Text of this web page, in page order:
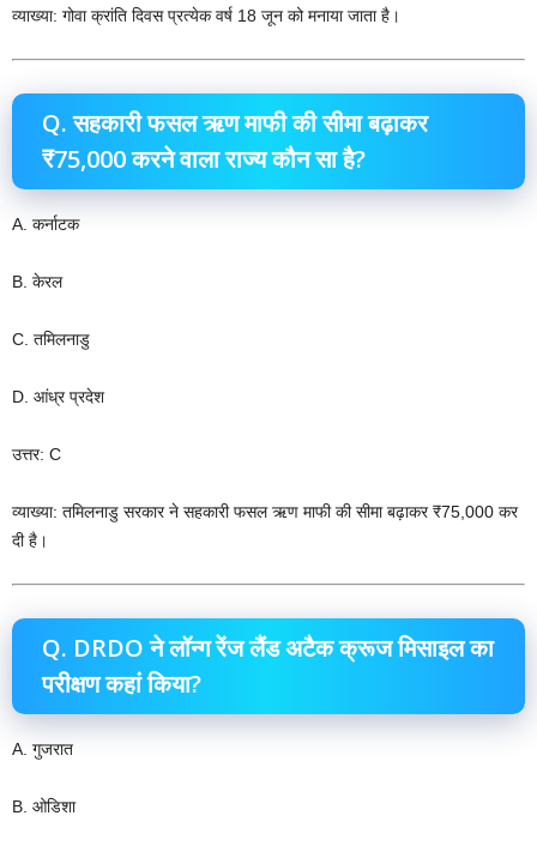
व्याख्या: गोवा क्रांति दिवस प्रत्येक वर्ष 18 जून को मनाया जाता है।
Q. सहकारी फसल ऋण माफी की सीमा बढ़ाकर
₹75,000 करने वाला राज्य कौन सा है?
A. कर्नाटक
B. केरल
C. तमिलनाडु
D. आंध्र प्रदेश
उत्तर: C
व्याख्या: तमिलनाडु सरकार ने सहकारी फसल ऋण माफी की सीमा बढ़ाकर ₹75,000 कर
दी है।
Q. DRDO ने लॉन्ग रेंज लैंड अटैक क्रूज मिसाइल का
परीक्षण कहां किया?
A. गुजरात
B. ओडिशा